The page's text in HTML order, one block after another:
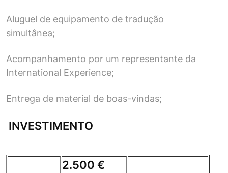
Aluguel de equipamento de tradução
simultânea;
Acompanhamento por um representante da
International Experience;
Entrega de material de boas-vindas;
INVESTIMENTO
2.500 €